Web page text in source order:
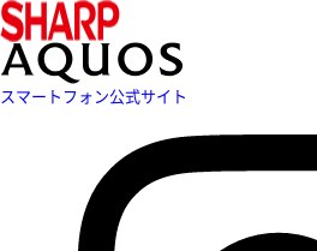
スマートフォン公式サイト